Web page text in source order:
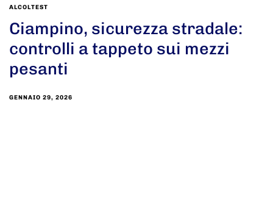
ALCOLTEST
Ciampino, sicurezza stradale:
controlli a tappeto sui mezzi
pesanti
GENNAIO 29, 2026